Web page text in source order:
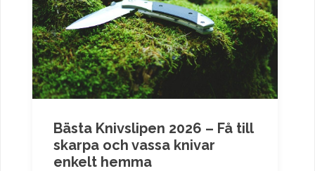
Bästa Knivslipen 2026 – Få till
skarpa och vassa knivar
enkelt hemma